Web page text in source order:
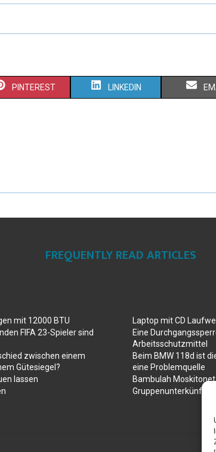
PINTEREST LINKEDIN
FREQUENTLY READ ARTICLES
mit 12000 BTU
FIFA 23-Spieler sind
zwischen einem
Gütesiegel?
lassen
Laptop mit CD
Eine
Arbeitsschutzmittel
Beim BMW 118d ist
eine Problemquelle
Bambulah
Gruppenunterkünfte in